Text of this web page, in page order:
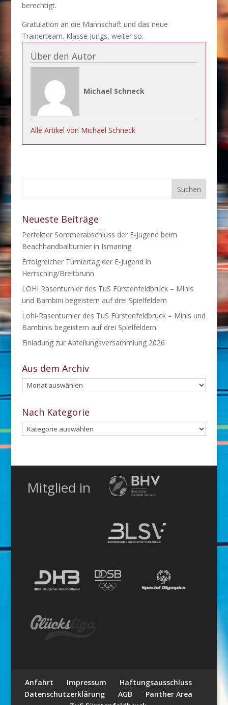
berechtigt.
Gratulation an die Mannschaft und das neue
Trainerteam. Klasse Jungs, weiter so.
Über den Autor
Michael Schneck
Alle Artikel von Michael Schneck
Neueste Beiträge
Perfekter Sommerabschluss der E-Jugend beim
Beachhandballturnier in Ismaning
Erfolgreicher Turniertag der E-Jugend in
Herrsching/Breitbrunn
LOHI Rasenturnier des TuS Fürstenfeldbruck – Minis
und Bambini begeistern auf drei Spielfeldern
Lohi-Rasenturnier des TuS Fürstenfeldbruck – Minis und
Bambinis begeistern auf drei Spielfeldern
Einladung zur Abteilungsversammlung 2026
Aus dem Archiv
Aus
dem
Archiv
Nach Kategorie
Nach
Kategorie
Mitglied in
Anfahrt Impressum
Haftungsausschluss
Datenschutzerklärung
AGB
Panther Area